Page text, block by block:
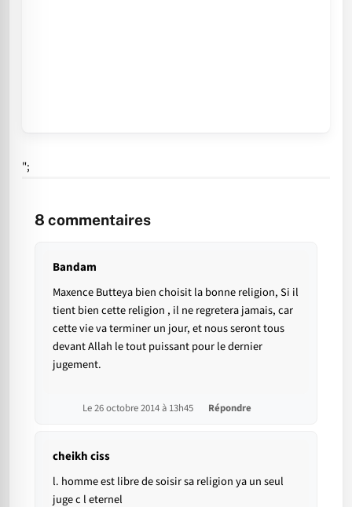
";
8 commentaires
Bandam
Maxence Butteya bien choisit la bonne religion, Si il
tient bien cette religion , il ne regretera jamais, car
cette vie va terminer un jour, et nous seront tous
devant Allah le tout puissant pour le dernier
jugement.
Le 26 octobre 2014 à 13h45 Répondre
cheikh ciss
l. homme est libre de soisir sa religion ya un seul
juge c l eternel